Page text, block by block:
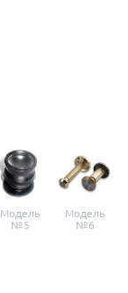
Модель
№5
Модель
№6